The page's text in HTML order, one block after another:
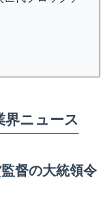
界ニュース
督の大統領令